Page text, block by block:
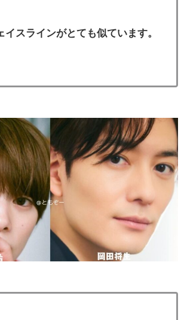
イスラインがとても似ています。